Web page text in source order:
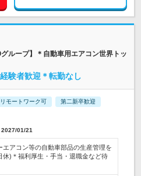
ループ】＊自動車用エアコン世界トッ
験者歓迎＊転勤なし
リモートワーク可 第二新卒歓迎
01/21
エアコン等の自動車部品の生産管理を
休)＊福利厚生・手当・退職金など待